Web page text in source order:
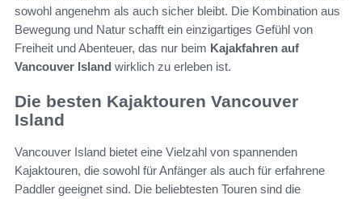
sowohl angenehm als auch sicher bleibt. Die Kombination aus
Bewegung und Natur schafft ein einzigartiges Gefühl von
Freiheit und Abenteuer, das nur beim Kajakfahren auf
Vancouver Island wirklich zu erleben ist.
Die besten Kajaktouren Vancouver
Island
Vancouver Island bietet eine Vielzahl von spannenden
Kajaktouren, die sowohl für Anfänger als auch für erfahrene
Paddler geeignet sind. Die beliebtesten Touren sind die